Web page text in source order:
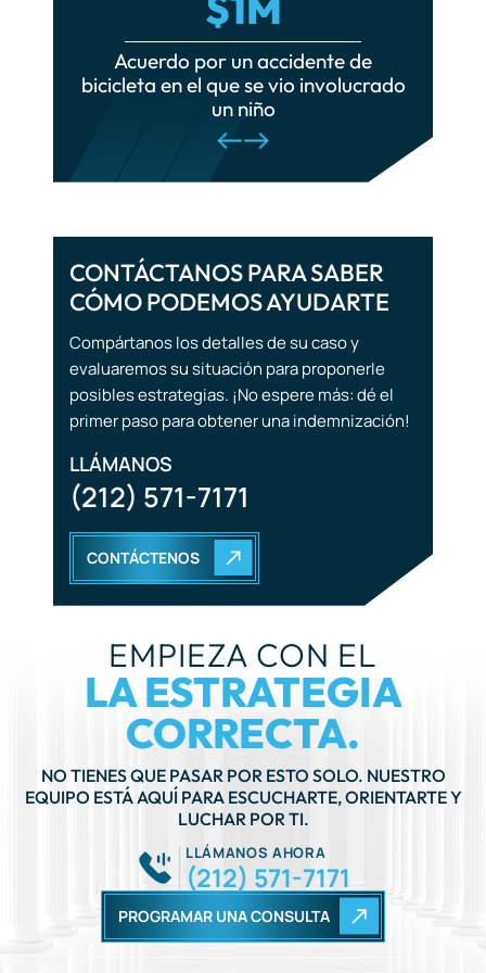
Accidentes por quemaduras
Lesiones de la médula espinal
Accidentes ferroviarios
Lesiones cerebrales
traumáticas
Muerte por negligencia
servicio de transporte compartido
CONTÁCTANOS PARA SABER
Compártanos los detalles de su caso y
evaluaremos su situación para proponerle
posibles estrategias. ¡No espere más: dé el
primer paso para obtener una indemnización!
LLÁMANOS
(212) 571-7171
CONTÁCTENOS
EMPIEZA CON EL
LA ESTRATEGIA
CORRECTA.
NO TIENES QUE PASAR POR ESTO SOLO. NUESTRO
EQUIPO ESTÁ AQUÍ PARA ESCUCHARTE, ORIENTARTE Y
LUCHAR POR TI.
PROGRAMAR UNA CONSULTA
LLÁMANOS AHORA
(212) 571-7171
CONTÁCTANOS